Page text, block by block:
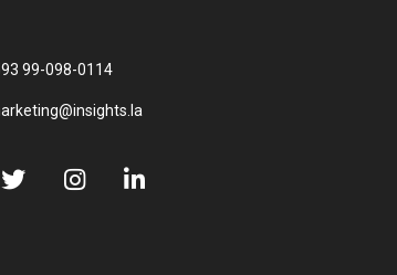
99-098-0114